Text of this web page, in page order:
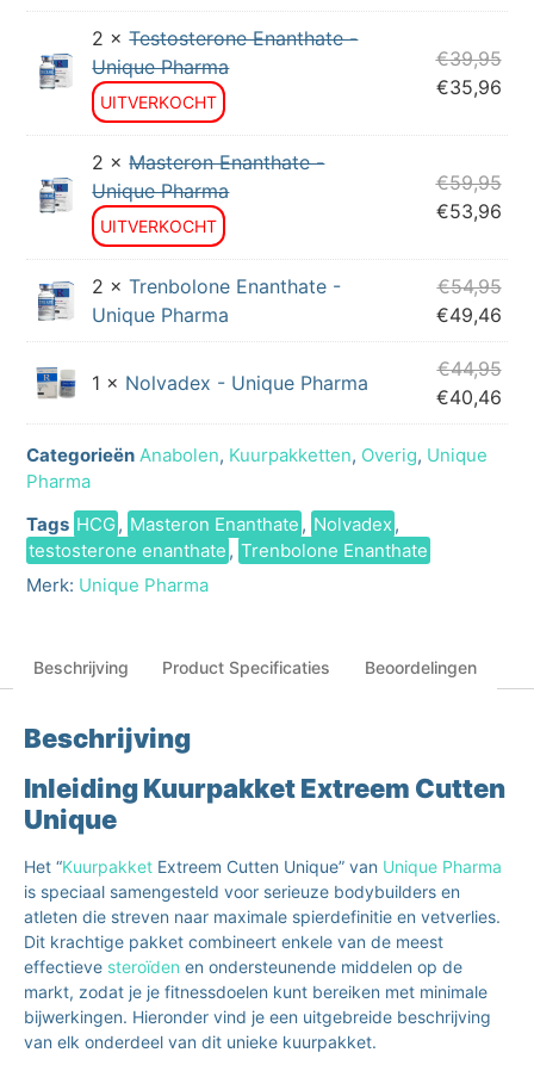
2 ×Testosterone Enanthate -
Unique Pharma
UITVERKOCHT
€39,95
€35,96
2 ×Masteron Enanthate -
Unique Pharma
UITVERKOCHT
€59,95
€53,96
2 ×Trenbolone Enanthate -
Unique Pharma
€54,95
€49,46
1 × Nolvadex - Unique Pharma
€44,95
€40,46
Categorieën Anabolen, Kuurpakketten, Overig, Unique
Pharma
Tags HCG, Masteron Enanthate , Nolvadex ,
testosterone enanthate , Trenbolone Enanthate
Merk: Unique Pharma
Beschrijving Product Specificaties Beoordelingen
Beschrijving
Inleiding Kuurpakket Extreem Cutten
Unique
Het “Kuurpakket Extreem Cutten Unique” van Unique Pharma
is speciaal samengesteld voor serieuze bodybuilders en
atleten die streven naar maximale spierdefinitie en vetverlies.
Dit krachtige pakket combineert enkele van de meest
effectieve steroïden en ondersteunende middelen op de
markt, zodat je je fitnessdoelen kunt bereiken met minimale
bijwerkingen. Hieronder vind je een uitgebreide beschrijving
van elk onderdeel van dit unieke kuurpakket.